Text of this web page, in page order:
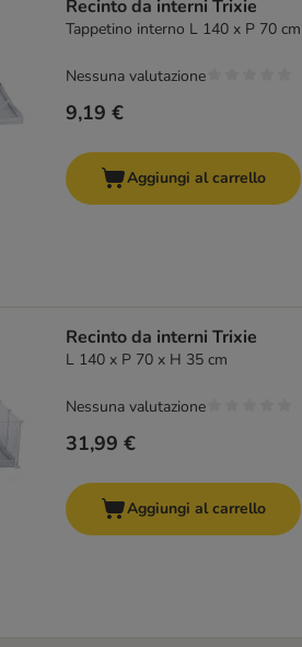
Recinto da interni Trixie
Tappetino interno L 140 x P 70 cm
9,19 €
Nessuna valutazione
Aggiungi al carrello
Recinto da interni Trixie
L 140 x P 70 x H 35 cm
31,99 €
Nessuna valutazione
Aggiungi al carrello